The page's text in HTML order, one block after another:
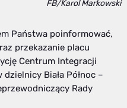
FB/Karol Markowski
Państwa poinformować,
przekazanie placu
Centrum Integracji
Biała Północ –
Rady